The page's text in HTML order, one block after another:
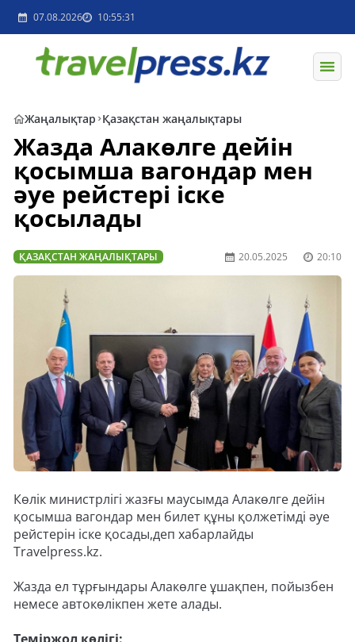
07.08.2026 10:55:31
Жаңалықтар Қазақстан жаңалықтары
Жазда Алакөлге дейін
қосымша вагондар мен
әуе рейстері іске
қосылады
ҚАЗАҚСТАН ЖАҢАЛЫҚТАРЫ 20.05.2025 20:10
Көлік министрлігі жазғы маусымда Алакөлге дейін
қосымша вагондар мен билет құны қолжетімді әуе
рейстерін іске қосады,деп хабарлайды
Travelpress.kz.
Жазда ел тұрғындары Алакөлге ұшақпен, пойызбен
немесе автокөлікпен жете алады.